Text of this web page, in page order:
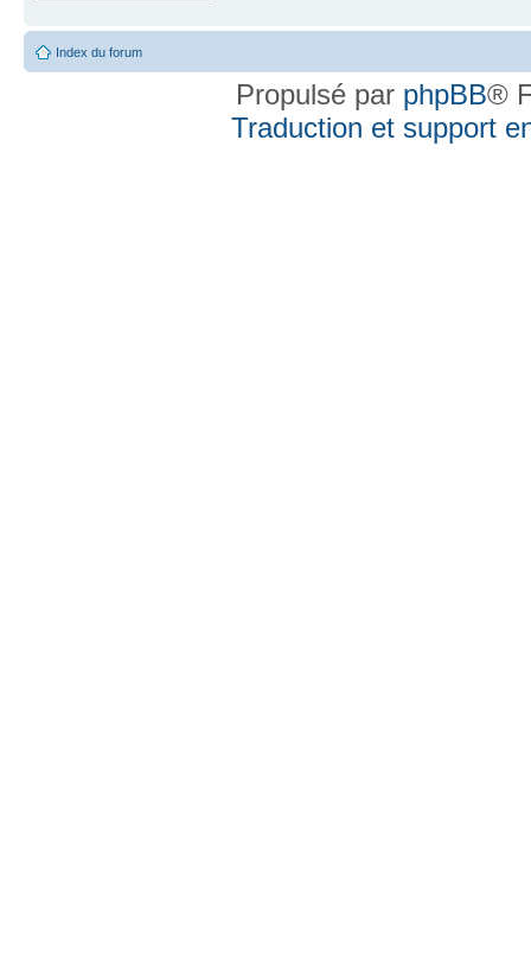
Index du forum
Propulsé par phpBB®
Traduction et support